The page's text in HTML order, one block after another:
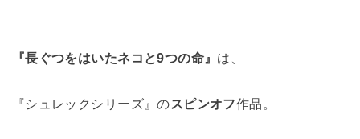
『長ぐつをはいたネコと9つの命』 は、
『シュレックシリーズ』のスピンオフ作品。